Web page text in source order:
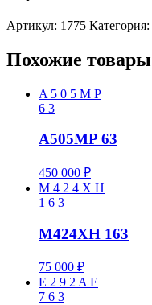
Артикул: 1775 Категория:
Похожие товары
A 5 0 5 M P
6 3
A505MP 63
450 000 ₽
M 4 2 4 X H
1 6 3
M424XH 163
75 000 ₽
E 2 9 2A E
7 6 3